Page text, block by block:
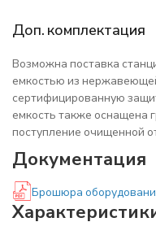
Доп. комплектация
Возможна поставка
емкостью из
сертифицированную
емкость также оснащена
поступление очищенной
Документация
Брошюра